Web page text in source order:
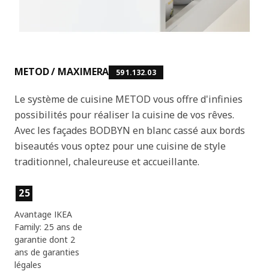
METOD / MAXIMERA 591.132.03
Le système de cuisine METOD vous offre d'infinies
possibilités pour réaliser la cuisine de vos rêves.
Avec les façades BODBYN en blanc cassé aux bords
biseautés vous optez pour une cuisine de style
traditionnel, chaleureuse et accueillante.
Caractéristiques du produit
25
Avantage IKEA
Family: 25 ans de
garantie dont 2
ans de garanties
légales